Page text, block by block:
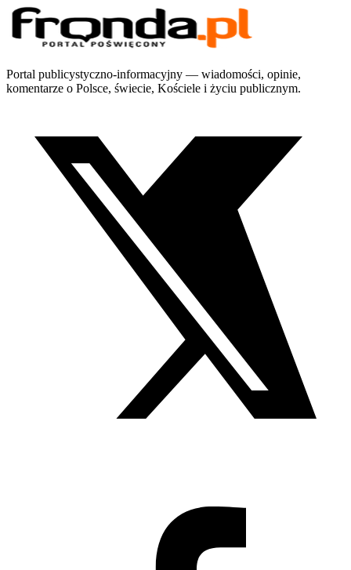
Portal publicystyczno-informacyjny — wiadomości, opinie,
komentarze o Polsce, świecie, Kościele i życiu publicznym.